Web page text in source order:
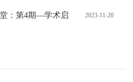
：第4期—学术启 2023-11-20